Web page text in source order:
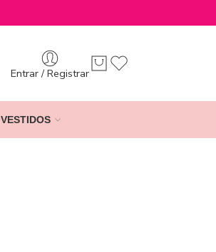
Entrar / Registrar
VESTIDOS